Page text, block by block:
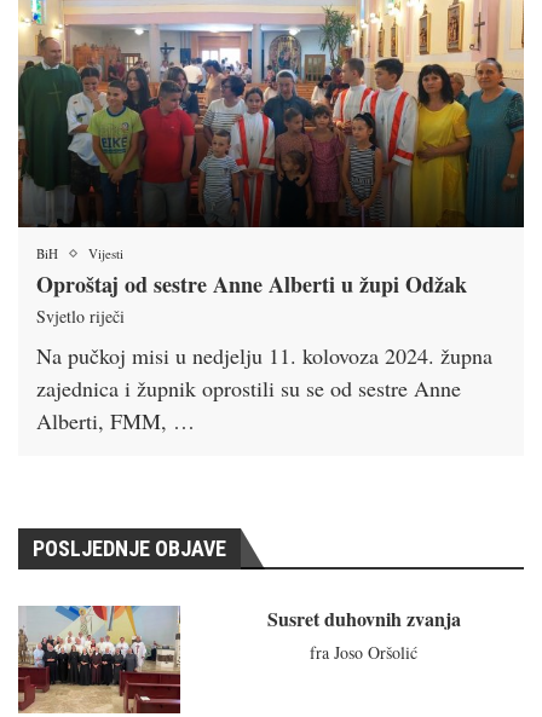
BiH Vijesti
Oproštaj od sestre Anne Alberti u župi Odžak
Svjetlo riječi
Na pučkoj misi u nedjelju 11. kolovoza 2024. župna
zajednica i župnik oprostili su se od sestre Anne
Alberti, FMM, …
POSLJEDNJE OBJAVE
Susret duhovnih zvanja
fra Joso Oršolić